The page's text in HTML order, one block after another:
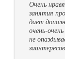
Очень
занятия
дает
очень-
не